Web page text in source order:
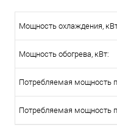
Мощность охлаждения,
Мощность обогрева, кВт:
Потребляемая мощность
Потребляемая мощность